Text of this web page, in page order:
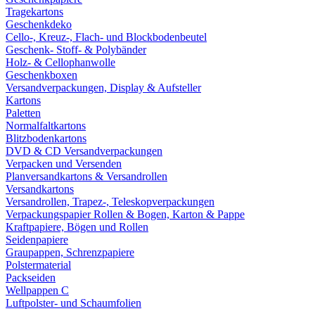
Tragekartons
Geschenkdeko
Cello-, Kreuz-, Flach- und Blockbodenbeutel
Geschenk- Stoff- & Polybänder
Holz- & Cellophanwolle
Geschenkboxen
Versandverpackungen, Display & Aufsteller
Kartons
Paletten
Normalfaltkartons
Blitzbodenkartons
DVD & CD Versandverpackungen
Verpacken und Versenden
Planversandkartons & Versandrollen
Versandkartons
Versandrollen, Trapez-, Teleskopverpackungen
Verpackungspapier Rollen & Bogen, Karton & Pappe
Kraftpapiere, Bögen und Rollen
Seidenpapiere
Graupappen, Schrenzpapiere
Polstermaterial
Packseiden
Wellpappen C
Luftpolster- und Schaumfolien